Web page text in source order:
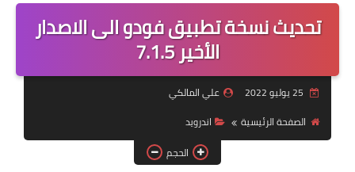
اخبار وزارة العمل وهيئة
قسم التطبيقات
قطع الاراضي
تحديث نسخة تطبيق فودو الى الاصدار
الأخير 7.1.5
علي المالكي
الصفحة الرئيسية
اندرويد
الحجم